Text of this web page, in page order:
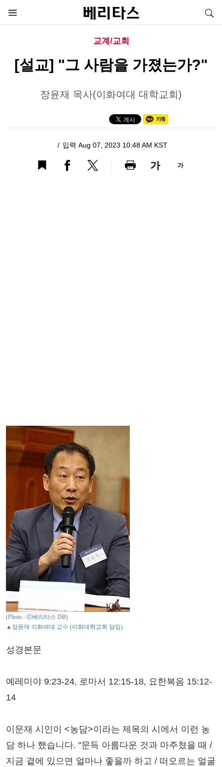
교계/교회
[설교] "그 사람을 가졌는가?"
장윤재 목사(이화여대 대학교회)
입력 Aug 07, 2023 10:48 AM KST
가 가
(Photo : ⓒ베리타스 DB)
▲장윤재 이화여대 교수 (이화대학교회 담임)
성경본문
예레미야 9:23-24, 로마서 12:15-18, 요한복음 15:12-
14
이문재 시인이 <농담>이라는 제목의 시에서 이런 농
담 하나 했습니다. "문득 아름다운 것과 마주쳤을 때 /
지금 곁에 있으면 얼마나 좋을까 하고 / 떠오르는 얼굴